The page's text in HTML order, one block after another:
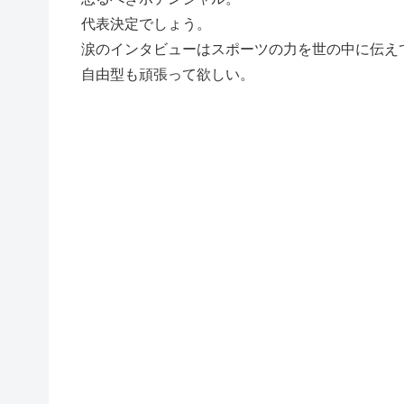
代表決定でしょう。
涙のインタビューはスポーツの力を世の中に伝え
自由型も頑張って欲しい。